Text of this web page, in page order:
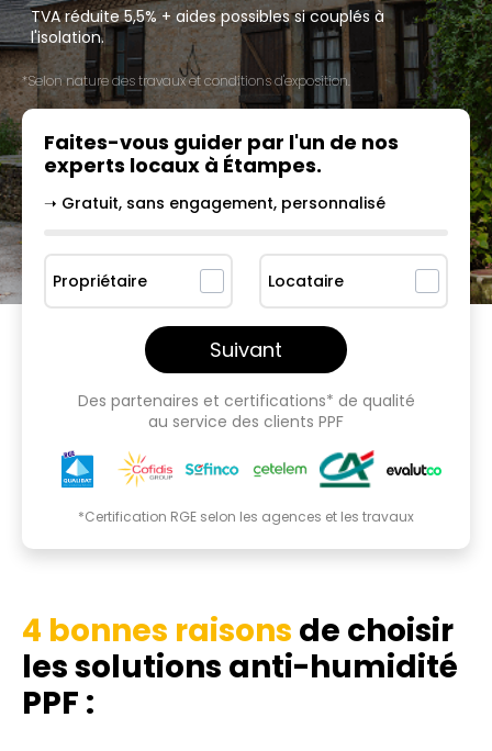
TVA réduite 5,5% + aides possibles si couplés à
l'isolation.
*Selon nature des travaux et conditions d'exposition.
Faites-vous guider par l'un de nos
experts locaux à Étampes.
➝ Gratuit, sans engagement, personnalisé
Propriétaire Locataire
Suivant
Des partenaires et certifications* de qualité
au service des clients PPF
*Certification RGE selon les agences et les travaux
4 bonnes raisons de choisir
les solutions anti-humidité
PPF :